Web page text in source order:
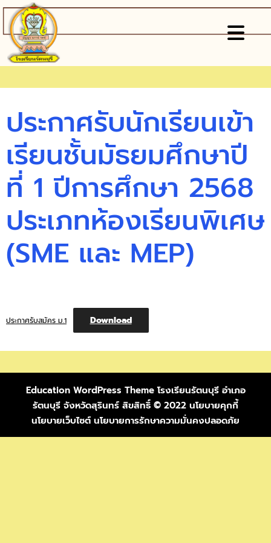
ประกาศรับนักเรียนเข้า
เรียนชั้นมัธยมศึกษาปี
ที่ 1 ปีการศึกษา 2568
ประเภทห้องเรียนพิเศษ
(SME และ MEP)
ประกาศรับสมัคร ม.1 Download
Education WordPress Themeโรงเรียนรัตนบุรี อำเภอ
รัตนบุรี จังหวัดสุรินทร์ สิขสิทธิ์ © 2022 นโยบายคุกกี้
นโยบายเว็บไซต์ นโยบายการรักษาความมั่นคงปลอดภัย